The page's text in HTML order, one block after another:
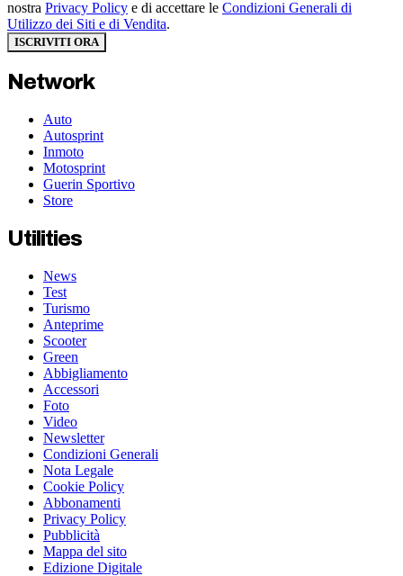
nostra Privacy Policy e di accettare le Condizioni Generali di
Utilizzo dei Siti e di Vendita.
ISCRIVITI ORA
Network
Auto
Autosprint
Inmoto
Motosprint
Guerin Sportivo
Store
Utilities
News
Test
Turismo
Anteprime
Scooter
Green
Abbigliamento
Accessori
Foto
Video
Newsletter
Condizioni Generali
Nota Legale
Cookie Policy
Abbonamenti
Privacy Policy
Pubblicità
Mappa del sito
Edizione Digitale